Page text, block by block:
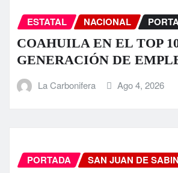
ESTATAL NACIONAL
COAHUILA EN EL TOP
GENERACIÓN DE
La Carbonifera Ago 4, 2026
PORTADA SAN JUAN DE